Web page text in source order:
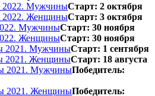
2022. МужчиныСтарт: 2 октября
2022. ЖенщиныСтарт: 3 октября
МужчиныСтарт: 30 ноября
ЖенщиныСтарт: 30 ноября
2021. МужчиныСтарт: 1 сентября
2021. ЖенщиныСтарт: 18 августа
2021. МужчиныПобедитель:
2021. ЖенщиныПобедитель: